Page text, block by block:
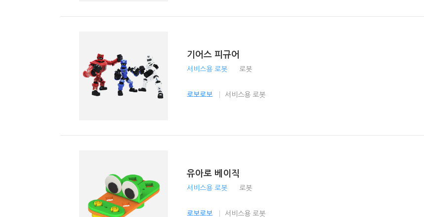
기어스 피규어
서비스용 로봇 로봇
로보로보 서비스용 로봇
유아로 베이직
서비스용 로봇 로봇
로보로보 서비스용 로봇